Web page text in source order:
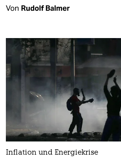
Von Rudolf Balmer
Inflation und Energiekrise